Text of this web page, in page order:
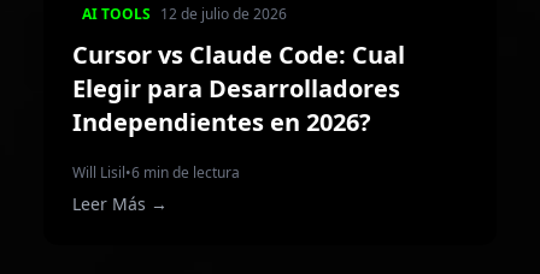
AI TOOLS 12 de julio de 2026
Cursor vs Claude Code: Cual
Elegir para Desarrolladores
Independientes en 2026?
Will Lisil•6 min de lectura
Leer Más →